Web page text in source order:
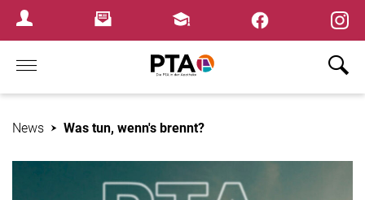
Login MenuNewsletterFortbildungen
Home
News Was tun, wenn's brennt?
×